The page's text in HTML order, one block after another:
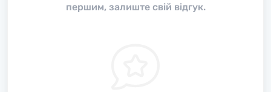
першим, залиште свій відгук.